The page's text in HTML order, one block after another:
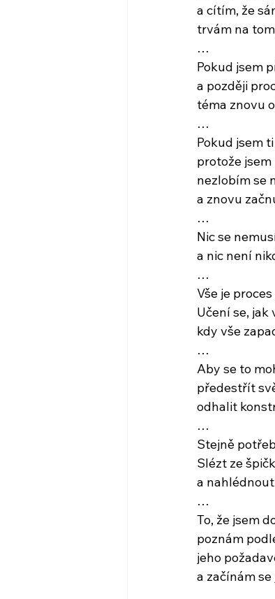
a cítím, že
trvám na
…
Pokud jsem
a později
téma znovu
…
Pokud jsem
protože
nezlobím se
a znovu
…
Nic se
a nic není
…
Vše je
Učení se,
kdy vše
…
Aby se to
předestřít
odhalit
…
Stejně
Slézt ze
a
…
To, že jsem
poznám
jeho
a začínám